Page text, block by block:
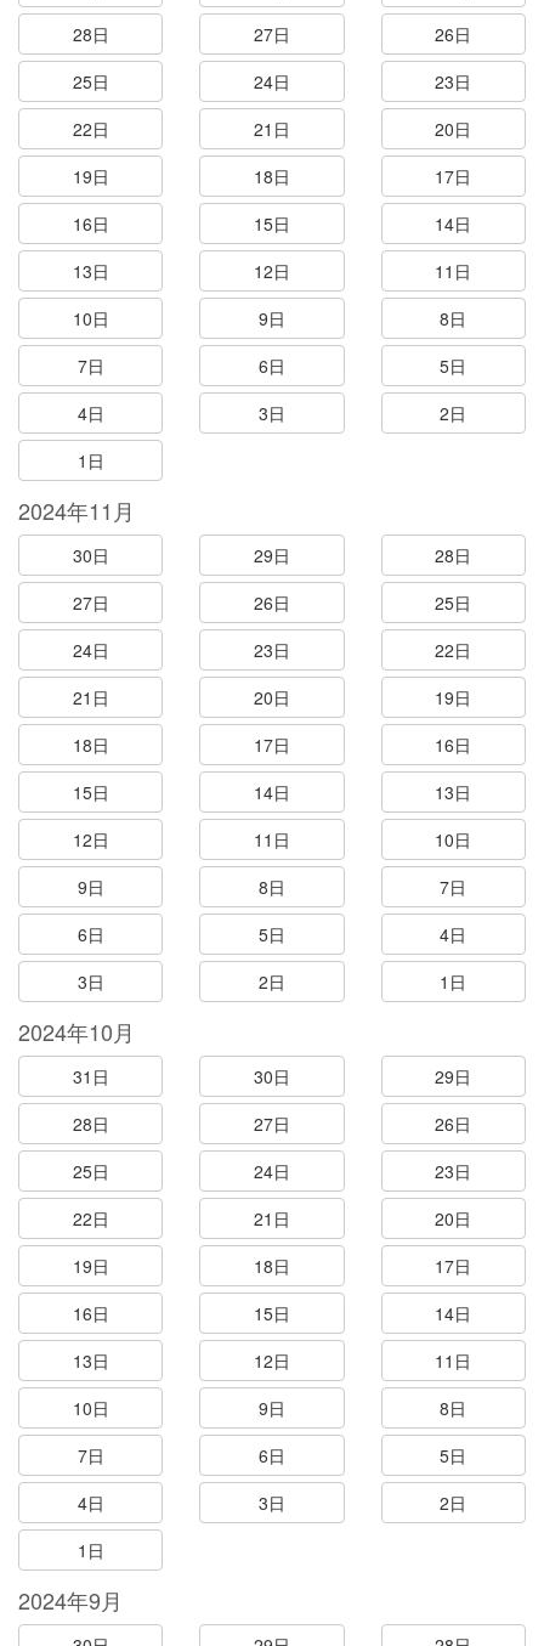
28日
27日
26日
25日
24日
23日
22日
21日
20日
19日
18日
17日
16日
15日
14日
13日
12日
11日
10日
9日
8日
7日
6日
5日
4日
3日
2日
1日
2024年11月
30日 29日
28日
27日
26日
25日
24日
23日
22日
21日
20日
19日
18日
17日
16日
15日
14日
13日
12日
11日
10日
9日
8日
7日
6日
5日
4日
3日
2日 1日
2024年10月
31日 30日
29日
28日
27日
26日
25日
24日
23日
22日
21日
20日
19日
18日
17日
16日
15日
14日
13日
12日
11日
10日
9日
8日
7日
6日
5日
4日
3日
2日
1日
2024年9月